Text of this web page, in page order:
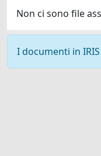
Non ci sono file
I documenti in